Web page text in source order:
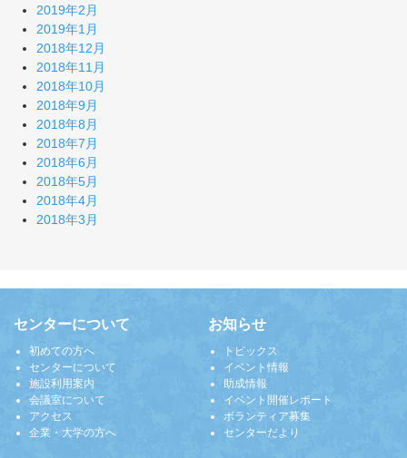
2019年2月
2019年1月
2018年12月
2018年11月
2018年10月
2018年9月
2018年8月
2018年7月
2018年6月
2018年5月
2018年4月
2018年3月
センターについて
初めての方へ
センターについて
施設利用案内
会議室について
アクセス
企業・大学の方へ
お知らせ
トピックス
イベント情報
助成情報
イベント開催レポート
ボランティア募集
センターだより